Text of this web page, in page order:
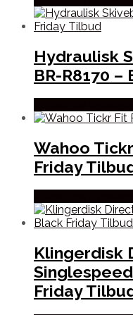
Hydraulisk
BR-R8170
Wahoo
Friday
Klingerdisk
Friday